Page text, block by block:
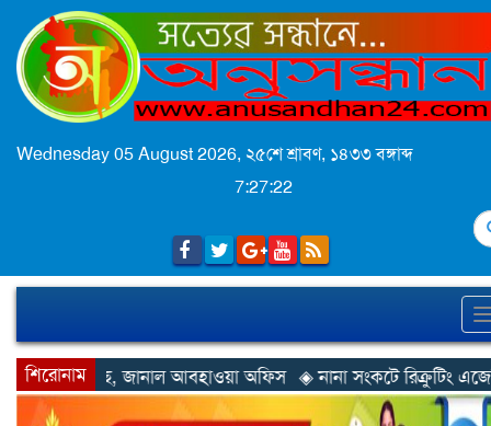
Wednesday 05 August 2026, ২৫শে শ্রাবণ, ১৪৩৩ বঙ্গাব্দ
7:27:25
শিরোনাম
অফিস ◈ নানা সংকটে রিক্রুটিং এজেন্সি, হুমকির মুখে শ্রম রপ্তানি